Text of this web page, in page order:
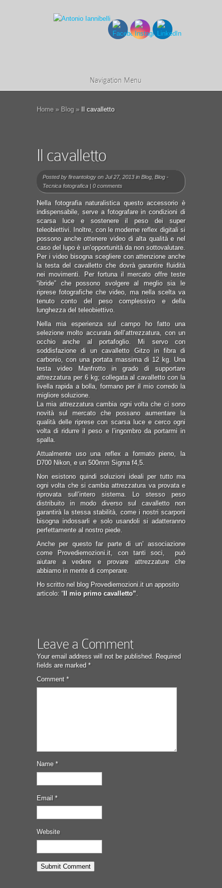
Navigation Menu
Home » Blog » Il cavalletto
Il cavalletto
Posted by fireantology on Jul 27, 2013 in Blog Blog -
Tecnica fotografica | 0 comments
Nella fotografia naturalistica questo accessorio è
indispensabile, serve a fotografare in condizioni di
scarsa luce e sostenere il peso dei super
teleobiettivi. Inoltre, con le moderne reflex digitali si
possono anche ottenere video di alta qualità e nel
caso del lupo è un’opportunità da non sottovalutare.
Per i video bisogna scegliere con attenzione anche
la testa del cavalletto che dovrà garantire fluidità
nei movimenti. Per fortuna il mercato offre teste
“ibride” che possono svolgere al meglio sia le
riprese fotografiche che video, ma nella scelta va
tenuto conto del peso complessivo e della
lunghezza del teleobiettivo.
Nella mia esperienza sul campo ho fatto una
selezione molto accurata dell’attrezzatura, con un
occhio anche al portafoglio. Mi servo con
soddisfazione di un cavalletto Gitzo in fibra di
carbonio, con una portata massima di 12 kg. Una
testa video Manfrotto in grado di supportare
attrezzatura per 6 kg; collegata al cavalletto con la
livella rapida a bolla, formano per il mio corredo la
migliore soluzione.
La mia attrezzatura cambia ogni volta che ci sono
novità sul mercato che possano aumentare la
qualità delle riprese con scarsa luce e cerco ogni
volta di ridurre il peso e l’ingombro da portarmi in
spalla.
Attualmente uso una reflex a formato pieno, la
D700 Nikon, e un 500mm Sigma f4,5.
Non esistono quindi soluzioni ideali per tutto ma
ogni volta che si cambia attrezzatura va provata e
riprovata sull’intero sistema. Lo stesso peso
distribuito in modo diverso sul cavalletto non
garantirà la stessa stabilità, come i nostri scarponi
bisogna indossarli e solo usandoli si adatteranno
perfettamente al nostro piede.
Anche per questo far parte di un’ associazione
come Provediemozioni.it, con tanti soci, può
aiutare a vedere e provare attrezzature che
abbiamo in mente di comperare.
Ho scritto nel blog Provediemozioni.it un apposito
articolo: “ Il mio primo cavalletto”.
Leave a Comment
Your email address will not be published. Required
fields are marked *
Comment *
Name *
Email *
Website